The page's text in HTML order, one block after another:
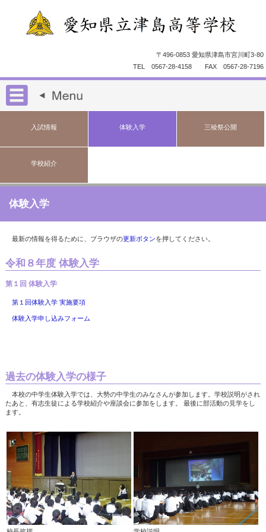
〒496-0853 愛知県津島市宮川町3-80
TEL 0567-28-4158 FAX 0567-28-7196
入試情報 体験入学 三稜祭公開
学校紹介
体験入学
最新の情報を得るために、ブラウザの更新ボタンを押してください。
令和８年度 体験入学
第１回 体験入学
第１回体験入学 実施要項
体験入学申し込みフォーム
過去の体験入学の様子
本校の中学生体験入学では、大勢の中学生のみなさんが参加します。学校説明がされ
たあと、有志生徒による学校紹介や座談会に参加をします。 最後に部活動の見学をし
ます。